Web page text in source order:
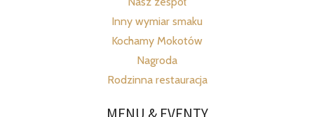
Inny wymiar smaku
Kochamy Mokotów
Nagroda
Rodzinna restauracja